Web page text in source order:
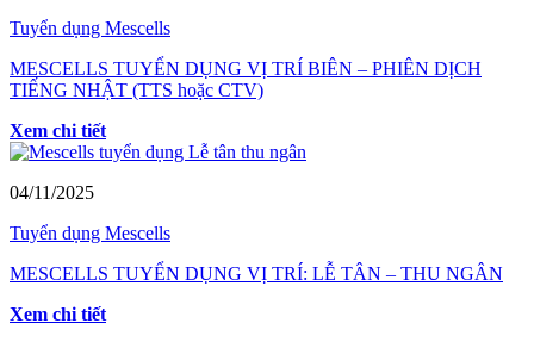
Tuyển dụng Mescells
MESCELLS TUYỂN DỤNG VỊ TRÍ BIÊN – PHIÊN DỊCH
TIẾNG NHẬT (TTS hoặc CTV)
Xem chi tiết
04/11/2025
Tuyển dụng Mescells
MESCELLS TUYỂN DỤNG VỊ TRÍ: LỄ TÂN – THU NGÂN
Xem chi tiết